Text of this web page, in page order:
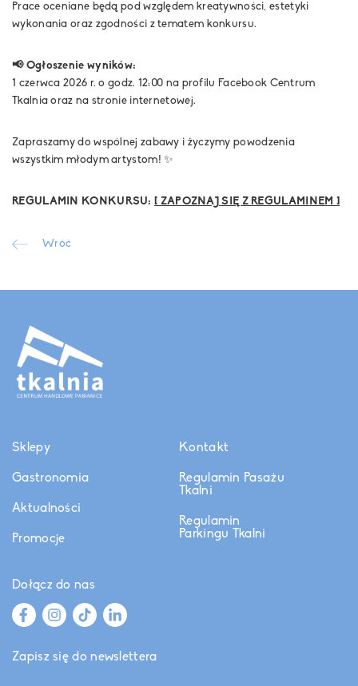
Prace oceniane będą pod względem kreatywności, estetyki
wykonania oraz zgodności z tematem konkursu.
📢 Ogłoszenie wyników:
1 czerwca 2026 r. o godz. 12:00 na profilu Facebook Centrum
Tkalnia oraz na stronie internetowej.
Zapraszamy do wspólnej zabawy i życzymy powodzenia
wszystkim młodym artystom! ✨
REGULAMIN KONKURSU:[ ZAPOZNAJ SIĘ Z REGULAMINEM ]
Wróć
Sklepy
Gastronomia
Aktualności
Promocje
Kontakt
Regulamin Pasażu
Tkalni
Regulamin
Parkingu Tkalni
Dołącz do nas
Zapisz się do newslettera